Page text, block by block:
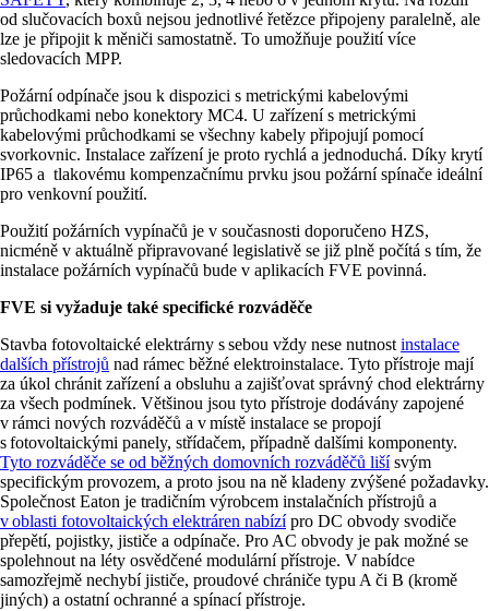
od slučovacích boxů nejsou jednotlivé řetězce připojeny paralelně, ale
lze je připojit k měniči samostatně. To umožňuje použití více
sledovacích MPP.
Požární odpínače jsou k dispozici s metrickými kabelovými
průchodkami nebo konektory MC4. U zařízení s metrickými
kabelovými průchodkami se všechny kabely připojují pomocí
svorkovnic. Instalace zařízení je proto rychlá a jednoduchá. Díky krytí
IP65 a tlakovému kompenzačnímu prvku jsou požární spínače ideální
pro venkovní použití.
Použití požárních vypínačů je v současnosti doporučeno HZS,
nicméně v aktuálně připravované legislativě se již plně počítá s tím, že
instalace požárních vypínačů bude v aplikacích FVE povinná.
FVE si vyžaduje také specifické rozváděče
Stavba fotovoltaické elektrárny s sebou vždy nese nutnost instalace
dalších přístrojů nad rámec běžné elektroinstalace. Tyto přístroje mají
za úkol chránit zařízení a obsluhu a zajišťovat správný chod elektrárny
za všech podmínek. Většinou jsou tyto přístroje dodávány zapojené
v rámci nových rozváděčů a v místě instalace se propojí
s fotovoltaickými panely, střídačem, případně dalšími komponenty.
Tyto rozváděče se od běžných domovních rozváděčů lišísvým
specifickým provozem, a proto jsou na ně kladeny zvýšené požadavky.
Společnost Eaton je tradičním výrobcem instalačních přístrojů a
v oblasti fotovoltaických elektráren nabízípro DC obvody svodiče
přepětí, pojistky, jističe a odpínače. Pro AC obvody je pak možné se
spolehnout na léty osvědčené modulární přístroje. V nabídce
samozřejmě nechybí jističe, proudové chrániče typu A či B (kromě
jiných) a ostatní ochranné a spínací přístroje.